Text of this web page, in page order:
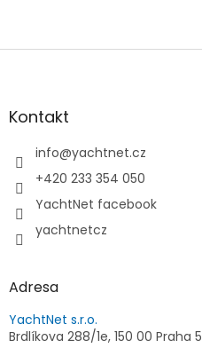
Z
aKontakt
info@yachtnet.cz
+420 233 354 050
YachtNet facebook
yachtnetcz
Adresa
YachtNet s.r.o.
Brdlíkova 288/1e, 150 00 Praha 5